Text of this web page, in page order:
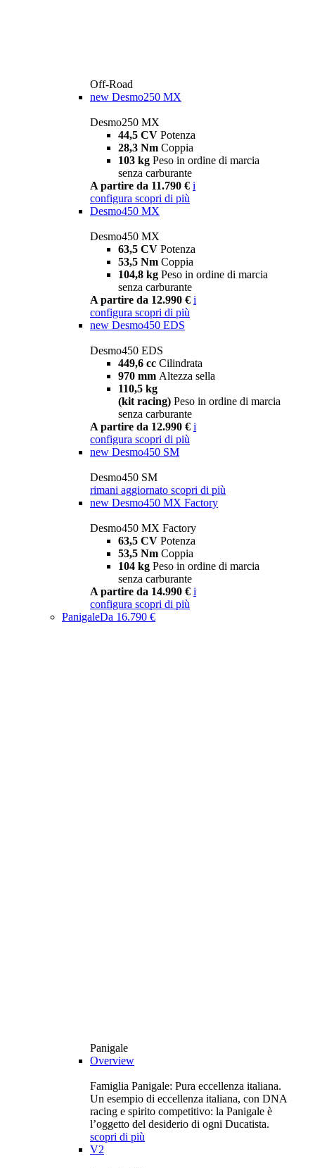
Off-Road
new Desmo250 MX
Desmo250 MX
44,5 CV Potenza
28,3 Nm Coppia
103 kg Peso in ordine di marcia
senza carburante
A partire da 11.790 € i
configura scopri di più
Desmo450 MX
Desmo450 MX
63,5 CV Potenza
53,5 Nm Coppia
104,8 kg Peso in ordine di marcia
senza carburante
A partire da 12.990 € i
configura scopri di più
new Desmo450 EDS
Desmo450 EDS
449,6 cc Cilindrata
970 mm Altezza sella
110,5 kg
(kit racing) Peso in ordine di marcia
senza carburante
A partire da 12.990 € i
configura scopri di più
new Desmo450 SM
Desmo450 SM
rimani aggiornato scopri di più
new Desmo450 MX Factory
Desmo450 MX Factory
63,5 CV Potenza
53,5 Nm Coppia
104 kg Peso in ordine di marcia
senza carburante
A partire da 14.990 € i
configura scopri di più
PanigaleDa 16.790 €
Panigale
Overview
Famiglia Panigale: Pura eccellenza italiana.
Un esempio di eccellenza italiana, con DNA
racing e spirito competitivo: la Panigale è
l’oggetto del desiderio di ogni Ducatista.
scopri di più
V2